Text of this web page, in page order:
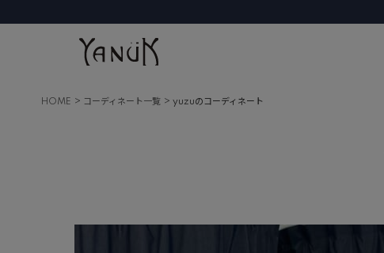
HOME コーディネート一覧 yuzuのコーディネート